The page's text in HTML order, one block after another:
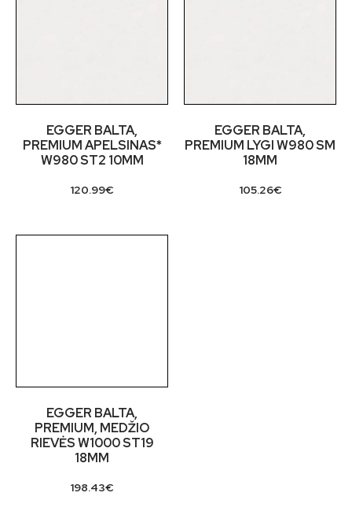
EGGER BALTA,
PREMIUM APELSINAS*
W980 ST2 10MM
120.99€
EGGER BALTA,
PREMIUM LYGI W980 SM
18MM
105.26€
EGGER BALTA,
PREMIUM, MEDŽIO
RIEVĖS W1000 ST19
18MM
198.43€